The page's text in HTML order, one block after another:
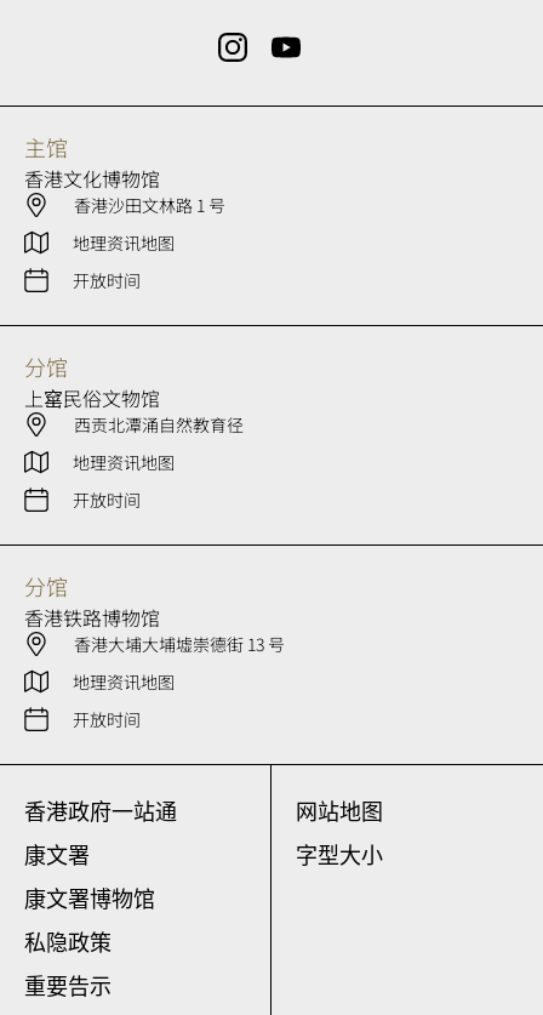
主馆
香港文化博物馆
香港沙田文林路 1 号
地理资讯地图
开放时间
分馆
上窰民俗文物馆
西贡北潭涌自然教育径
地理资讯地图
开放时间
分馆
香港铁路博物馆
香港大埔大埔墟崇德街 13 号
地理资讯地图
开放时间
香港政府一站通
康文署
康文署博物馆
私隐政策
重要告示
网站地图
字型大小